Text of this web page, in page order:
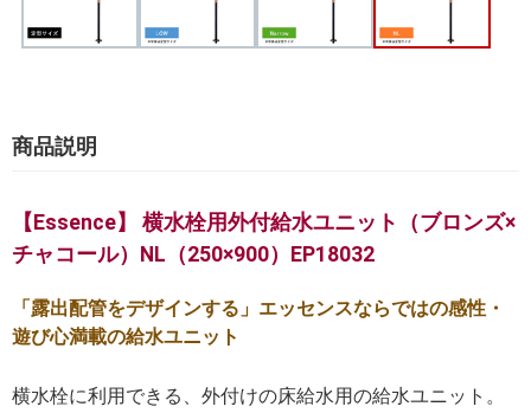
商品説明
【Essence】 横水栓用外付給水ユニット（ブロンズ×
チャコール）NL（250×900）EP18032
「露出配管をデザインする」エッセンスならではの感性・
遊び心満載の給水ユニット
横水栓に利用できる、外付けの床給水用の給水ユニット。